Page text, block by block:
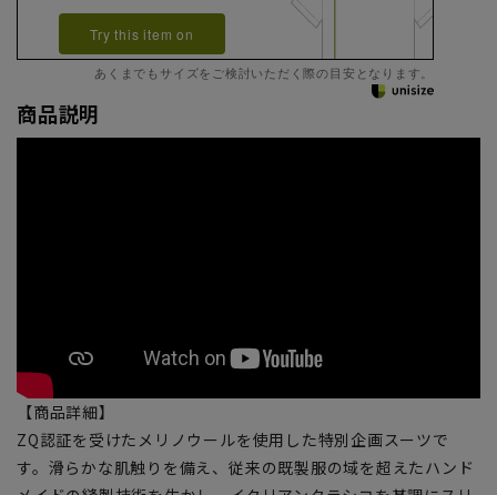
Try this item on
あくまでもサイズをご検討いただく際の目安となります。
商品説明
【商品詳細】
ZQ認証を受けたメリノウールを使用した特別企画スーツで
す。滑らかな肌触りを備え、従来の既製服の域を超えたハンド